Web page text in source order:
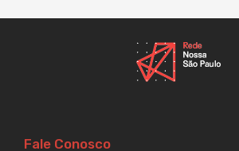
Fale Conosco